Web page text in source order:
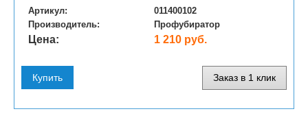
Артикул:
011400102
Производитель:
Профубиратор
Цена: 1 210 руб.
Купить Заказ в 1 клик